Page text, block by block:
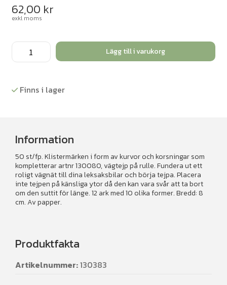
62,00 kr
exkl moms
Vägtejp
korsningar
Lägg till i varukorg
Finns i lager
Information
50 st/fp. Klistermärken i form av kurvor och korsningar som
kompletterar artnr 130080, vägtejp på rulle. Fundera ut ett
roligt vägnät till dina leksaksbilar och börja tejpa. Placera
inte tejpen på känsliga ytor då den kan vara svår att ta bort
om den suttit för länge. 12 ark med 10 olika former. Bredd: 8
cm. Av papper.
Produktfakta
Artikelnummer:130383